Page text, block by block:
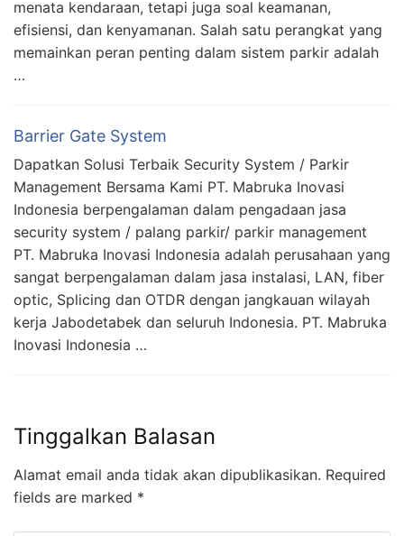
menata kendaraan, tetapi juga soal keamanan,
efisiensi, dan kenyamanan. Salah satu perangkat yang
memainkan peran penting dalam sistem parkir adalah
…
Barrier Gate System
Dapatkan Solusi Terbaik Security System / Parkir
Management Bersama Kami PT. Mabruka Inovasi
Indonesia berpengalaman dalam pengadaan jasa
security system / palang parkir/ parkir management
PT. Mabruka Inovasi Indonesia adalah perusahaan yang
sangat berpengalaman dalam jasa instalasi, LAN, fiber
optic, Splicing dan OTDR dengan jangkauan wilayah
kerja Jabodetabek dan seluruh Indonesia. PT. Mabruka
Inovasi Indonesia …
Tinggalkan Balasan
Alamat email anda tidak akan dipublikasikan. Required
fields are marked *